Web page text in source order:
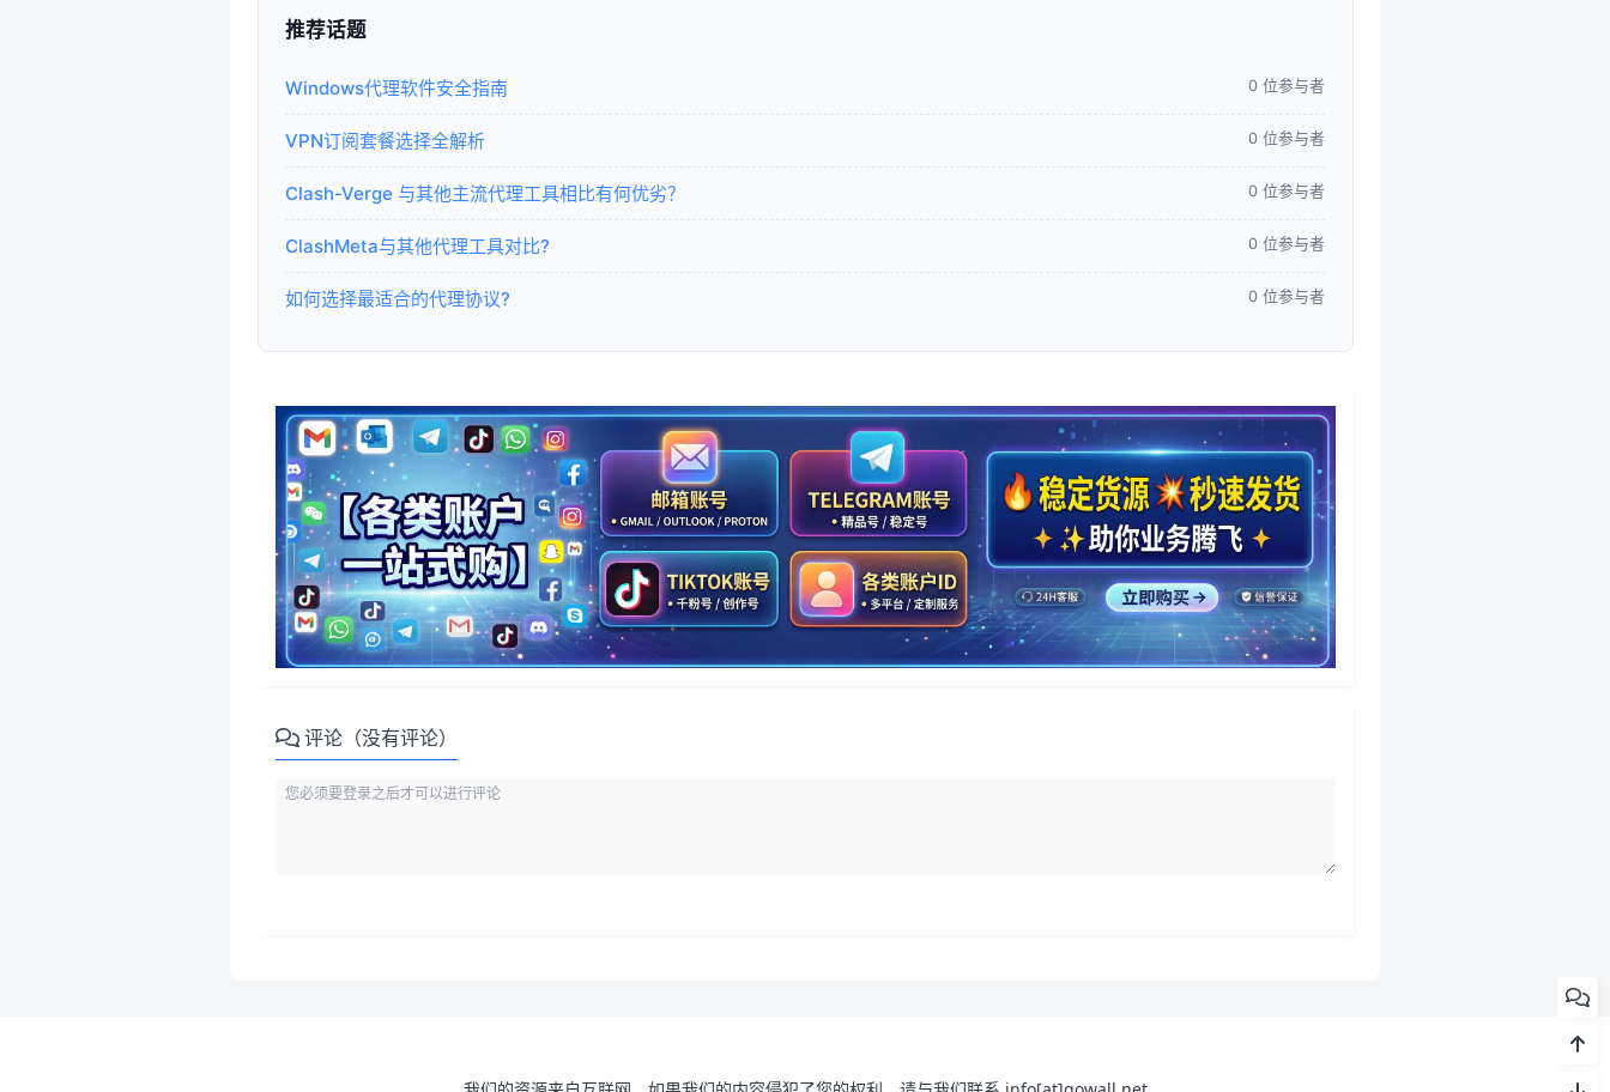
推荐话题
Windows代理软件安全指南 0 位参与者
VPN订阅套餐选择全解析 0 位参与者
Clash-Verge 与其他主流代理工具相比有何优劣？ 0 位参与者
ClashMeta与其他代理工具对比? 0 位参与者
如何选择最适合的代理协议? 0 位参与者
评论（没有评论）